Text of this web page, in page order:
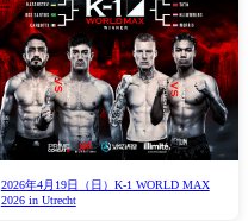
2026年4月19日（日）K-1 WORLD MAX
2026 in Utrecht